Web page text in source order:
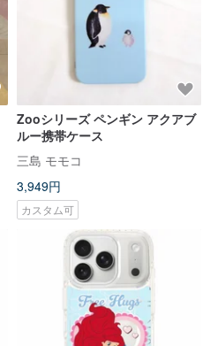
Zooシリーズ ペンギン アクアブ
ルー携帯ケース
三島 モモコ
3,949円
カスタム可